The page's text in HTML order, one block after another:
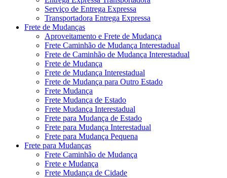
Serviço de Entrega Expressa
Transportadora Entrega Expressa
Frete de Mudanças
Aproveitamento e Frete de Mudança
Frete Caminhão de Mudança Interestadual
Frete de Caminhão de Mudança Interestadual
Frete de Mudança
Frete de Mudança Interestadual
Frete de Mudança para Outro Estado
Frete Mudança
Frete Mudança de Estado
Frete Mudança Interestadual
Frete para Mudança de Estado
Frete para Mudança Interestadual
Frete para Mudança Pequena
Frete para Mudanças
Frete Caminhão de Mudança
Frete e Mudança
Frete Mudança de Cidade